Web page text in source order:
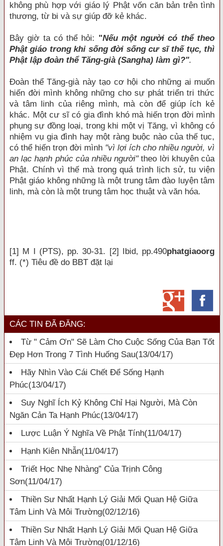
không phù hợp với giáo lý Phật vốn căn bản trên tình
thương, từ bi và sự giúp đỡ kẻ khác.
Bây giờ ta có thể hỏi: "Nếu một người có thể theo
Phật giáo trong khi sống đời sống cư sĩ thế tục, thì
Phật lập đoàn thể Tăng-già (Sangha) làm gì?".
Ðoàn thể Tăng-già này tạo cơ hội cho những ai muốn
hiến đời mình không những cho sự phát triển tri thức
và tâm linh của riêng mình, mà còn để giúp ích kẻ
khác. Một cư sĩ có gia đình khó mà hiến trọn đời mình
phụng sự đồng loại, trong khi một vị Tăng, vì không có
nhiệm vụ gia đình hay một ràng buộc nào của thế tục,
có thể hiến trọn đời mình "vì lợi ích cho nhiều người, vì
an lạc hạnh phúc của nhiều người"theo lời khuyên của
Phật. Chính vì thế mà trong quá trình lịch sử, tu viện
Phật giáo không những là một trung tâm đào luyện tâm
linh, mà còn là một trung tâm học thuật và văn hóa.
phatgiaoorg
[1] M I (PTS), pp. 30-31. [2] Ibid, pp.490
ff. (*) Tiêu đề do BBT đặt lại
CÁC TIN ĐÃ ĐĂNG:
Từ " Cảm Ơn" Sẽ Làm Cho Cuộc Sống Của Bạn Tốt
Đẹp Hơn Trong 7 Tình Huống Sau(13/04/17)
Hãy Nhìn Vào Cái Chết Để Sống Hạnh
Phúc(13/04/17)
Suy Nghĩ Ích Kỷ Không Chỉ Hại Người, Mà Còn
Ngăn Cản Ta Hạnh Phúc(13/04/17)
Lược Luận Ý Nghĩa Về Phật Tính(11/04/17)
Hạnh Kiên Nhẫn(11/04/17)
Triết Học Nhẹ Nhàng” Của Trịnh Công
Sơn(11/04/17)
Thiền Sư Nhất Hạnh Lý Giải Mối Quan Hệ Giữa
Tâm Linh Và Môi Trường(02/12/16)
Thiền Sư Nhất Hạnh Lý Giải Mối Quan Hệ Giữa
Tâm Linh Và Môi Trường(01/12/16)